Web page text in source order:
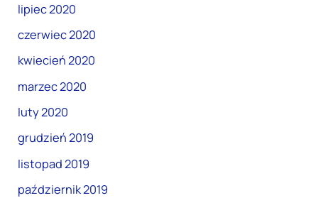
lipiec 2020
czerwiec 2020
kwiecień 2020
marzec 2020
luty 2020
grudzień 2019
listopad 2019
październik 2019